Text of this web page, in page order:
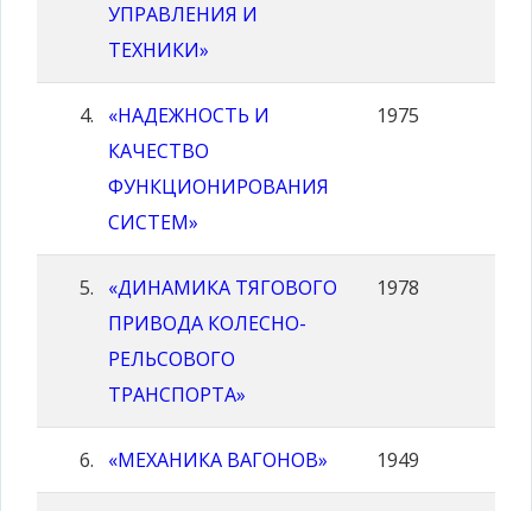
УПРАВЛЕНИЯ И
ТЕХНИКИ»
«НАДЕЖНОСТЬ И
КАЧЕСТВО
ФУНКЦИОНИРОВАНИЯ
СИСТЕМ»
1975
«ДИНАМИКА ТЯГОВОГО
ПРИВОДА КОЛЕСНО-
РЕЛЬСОВОГО
ТРАНСПОРТА»
1978
«МЕХАНИКА ВАГОНОВ» 1949